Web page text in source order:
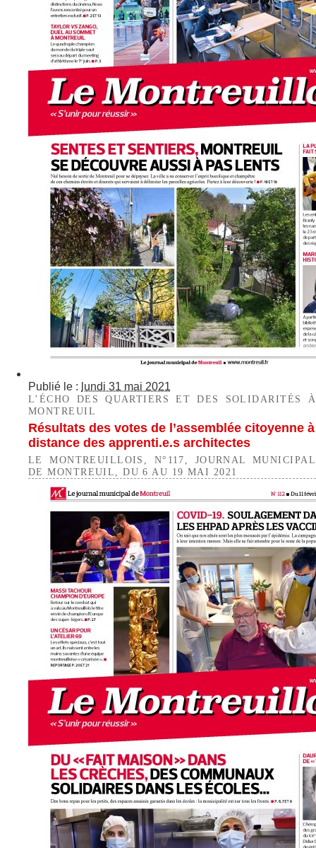
Publié le : lundi 31 mai 2021
L’ÉCHO DES QUARTIERS ET DES SOLIDARITÉS À
MONTREUIL
Résultats des votes de l’assemblée citoyenne à
distance des apprenti.e.s architectes
LE MONTREUILLOIS, N°117, JOURNAL MUNICIPAL
DE MONTREUIL, DU 6 AU 19 MAI 2021